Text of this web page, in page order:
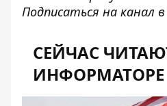
Подписаться на канал
СЕЙЧАС
ИНФОРМАТОРЕ